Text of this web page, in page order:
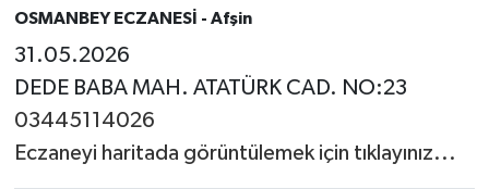
OSMANBEY ECZANESİ - Afşin
31.05.2026
DEDE BABA MAH. ATATÜRK CAD. NO:23
03445114026
Eczaneyi haritada görüntülemek için tıklayınız...